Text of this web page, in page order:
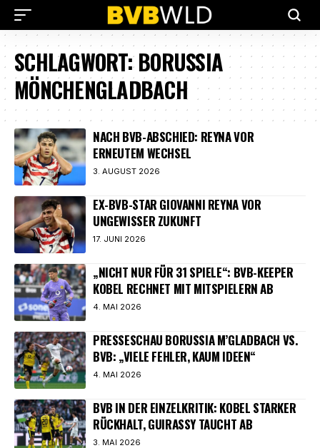
SCHLAGWORT:BORUSSIA
MÖNCHENGLADBACH
NACH BVB-ABSCHIED: REYNA VOR
ERNEUTEM WECHSEL
3. AUGUST 2026
EX-BVB-STAR GIOVANNI REYNA VOR
UNGEWISSER ZUKUNFT
17. JUNI 2026
„NICHT NUR FÜR 31 SPIELE“: BVB-KEEPER
KOBEL RECHNET MIT MITSPIELERN AB
4. MAI 2026
PRESSESCHAU BORUSSIA M’GLADBACH VS.
BVB: „VIELE FEHLER, KAUM IDEEN“
4. MAI 2026
BVB IN DER EINZELKRITIK: KOBEL STARKER
RÜCKHALT, GUIRASSY TAUCHT AB
3. MAI 2026